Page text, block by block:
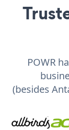
POWR
(besides